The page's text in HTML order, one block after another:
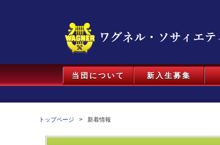
当団について 新入生募集
トップページ 新着情報